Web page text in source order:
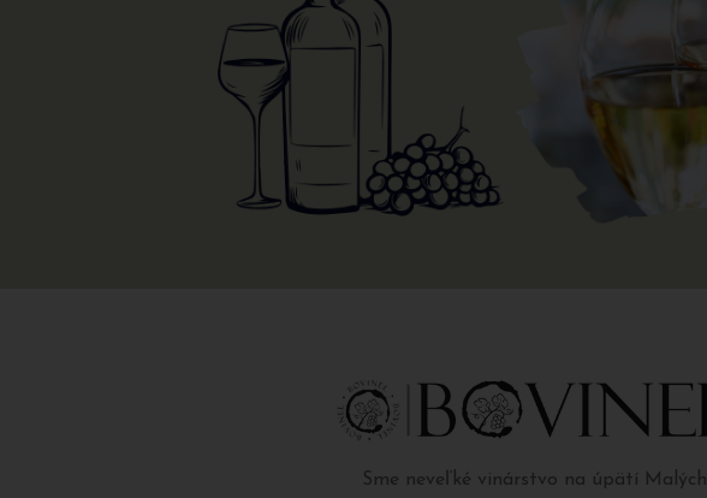
Sme neveľké vinárstvo na úpätí Malých